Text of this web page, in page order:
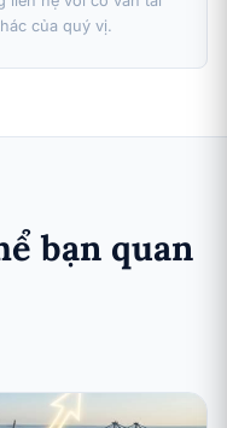
của quý vị.
bạn quan